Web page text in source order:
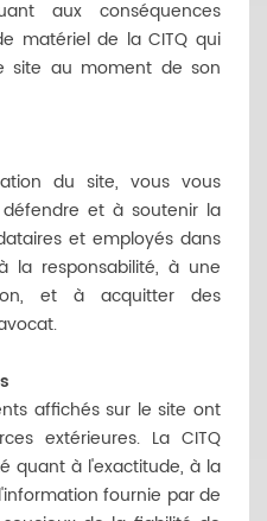
aux conséquences
matériel de la CITQ qui
site au moment de son
du site, vous vous
et à soutenir la
et employés dans
la responsabilité, à une
et à acquitter des
affichés sur le site ont
extérieures. La CITQ
quant à l'exactitude, à la
fournie par de